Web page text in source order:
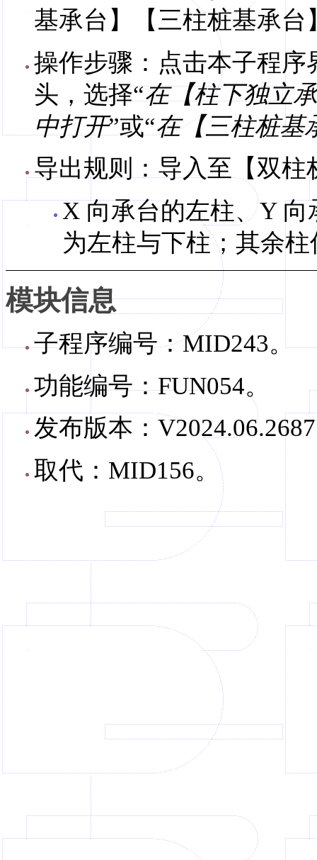
基承台】【三柱桩基承
操作步骤：点击本子程序
头，选择“在【柱下独立
中打开”或“在【三柱桩基
导出规则：导入至【双
X 向承台的左柱、Y
为左柱与下柱；其余
模块信息
子程序编号：MID243。
功能编号：FUN054。
发布版本：
取代：MID156。